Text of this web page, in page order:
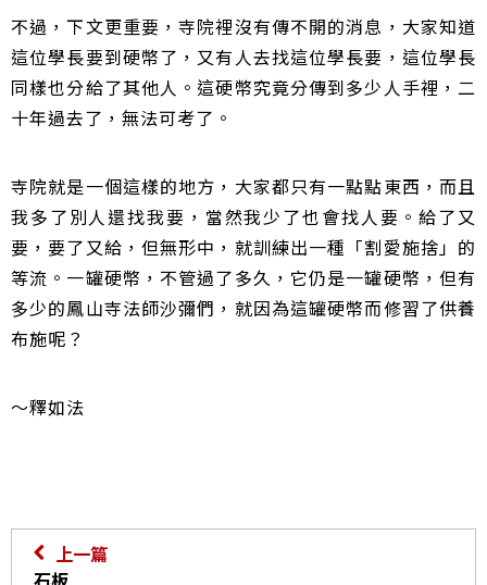
不過，下文更重要，寺院裡沒有傳不開的消息，大家知道
這位學長要到硬幣了，又有人去找這位學長要，這位學長
同樣也分給了其他人。這硬幣究竟分傳到多少人手裡，二
十年過去了，無法可考了。
寺院就是一個這樣的地方，大家都只有一點點東西，而且
我多了別人還找我要，當然我少了也會找人要。給了又
要，要了又給，但無形中，就訓練出一種「割愛施捨」的
等流。一罐硬幣，不管過了多久，它仍是一罐硬幣，但有
多少的鳳山寺法師沙彌們，就因為這罐硬幣而修習了供養
布施呢？
～釋如法
上一篇